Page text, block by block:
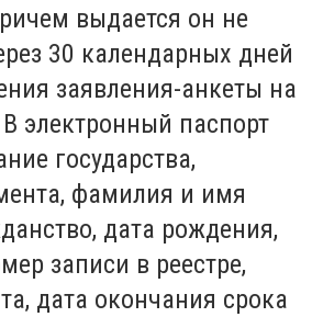
выдается он не
30 календарных дней
заявления-анкеты на
электронный паспорт
государства,
фамилия и имя
дата рождения,
записи в реестре,
дата окончания срока